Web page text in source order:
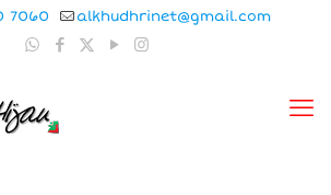
7060 alkhudhrinet@gmail.com